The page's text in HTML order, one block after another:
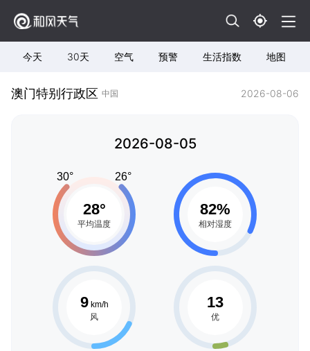
今天 30天 空气 预警 生活指数 地图
澳门特别行政区 中国 2026-08-06
2026-08-05